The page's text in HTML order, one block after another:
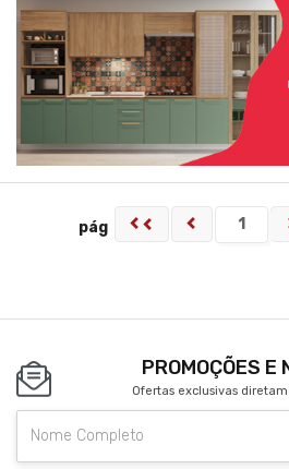
pág
PROMOÇÕES E
Ofertas exclusivas